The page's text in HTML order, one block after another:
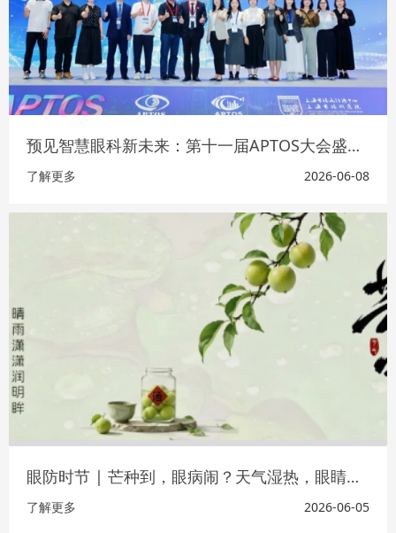
预见智慧眼科新未来：第十一届APTOS大会盛大开幕
了解更多 2026-06-08
眼防时节 | 芒种到，眼病闹？天气湿热，眼睛也要防潮
了解更多 2026-06-05